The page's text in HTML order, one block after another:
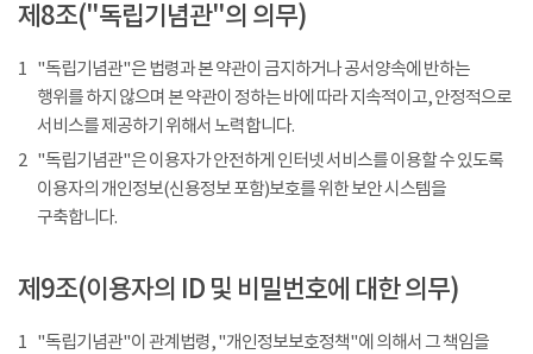
제8조("독립기념관"의 의무)
1 "독립기념관"은 법령과 본 약관이 금지하거나 공서양속에 반하는
행위를 하지 않으며 본 약관이 정하는 바에 따라 지속적이고, 안정적으로
서비스를 제공하기 위해서 노력합니다.
2 "독립기념관"은 이용자가 안전하게 인터넷 서비스를 이용할 수 있도록
이용자의 개인정보(신용정보 포함)보호를 위한 보안 시스템을
구축합니다.
제9조(이용자의 ID 및 비밀번호에 대한 의무)
1 "독립기념관"이 관계법령, "개인정보보호정책"에 의해서 그 책임을